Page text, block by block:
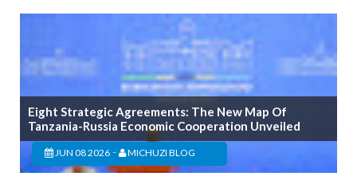
Eight Strategic Agreements: The New Map Of
Tanzania-Russia Economic Cooperation Unveiled
JUN 08 2026 - MICHUZI BLOG